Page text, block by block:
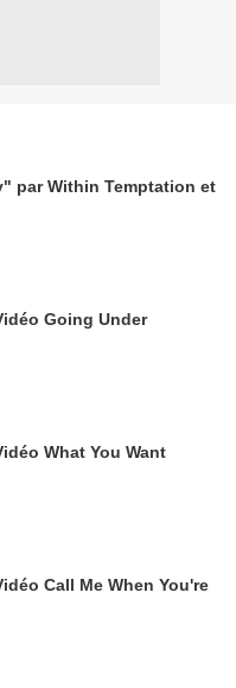
par Within Temptation et
Going Under
What You Want
Call Me When You're